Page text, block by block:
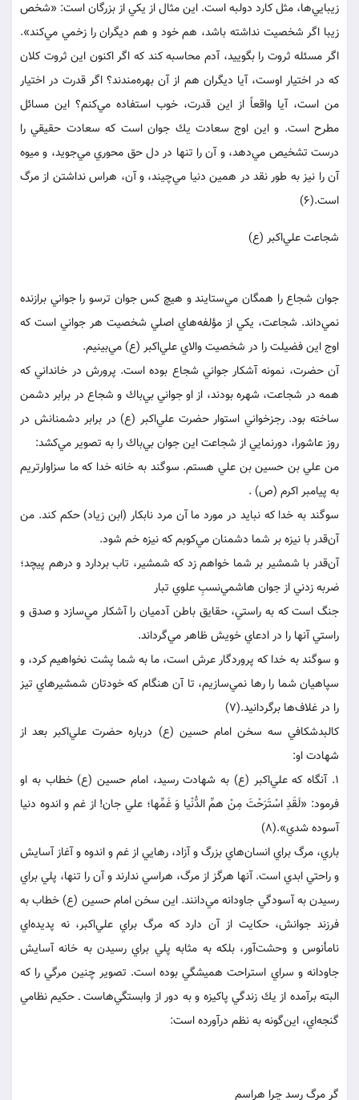
زيبايي‌ها، مثل كارد دولبه است. اين مثال از يكي از بزرگان است: «شخص
زيبا اگر شخصيت نداشته باشد، هم خود و هم ديگران را زخمي مي‌كند».
اگر مسئله ثروت را بگوييد، آدم محاسبه كند كه اگر اكنون اين ثروت كلان
كه در اختيار اوست، آيا ديگران هم از آن بهره‌مندند؟ اگر قدرت در اختيار
من است، آيا واقعاً از اين قدرت، خوب استفاده مي‌كنم؟ اين مسائل
مطرح است. و اين اوج سعادت يك جوان است كه سعادت حقيقي را
درست تشخيص مي‌دهد، و آن را تنها در دل حق محوري مي‌جويد، و ميوه
آن را نيز به طور نقد در همين دنيا مي‌چيند، و آن، هراس نداشتن از مرگ
است.(6)
شجاعت علي‌اكبر (ع)
جوان شجاع را همگان مي‌ستايند و هيچ كس جوان ترسو را جواني برازنده
نمي‌داند. شجاعت، يكي از مؤلفه‌هاي اصلي شخصيت هر جواني است كه
اوج اين فضيلت را در شخصيت والاي علي‌اكبر (ع) مي‌بينيم.
آن حضرت، نمونه آشكار جواني شجاع بوده است. پرورش در خانداني كه
همه در شجاعت، شهره بودند، از او جواني بي‌باك و شجاع در برابر دشمن
ساخته بود. رجزخواني استوار حضرت علي‌اكبر (ع) در برابر دشمنانش در
روز عاشورا، دورنمايي از شجاعت اين جوان بي‌باك را به تصوير مي‌كشد:
من علي بن حسين بن علي هستم. سوگند به خانه خدا كه ما سزاوارتريم
به پيامبر اكرم (ص) .
سوگند به خدا كه نبايد در مورد ما آن مرد نابكار (ابن زياد) حكم كند. من
آن‌قدر با نيزه بر شما دشمنان مي‌كوبم كه نيزه خم شود.
آن‌قدر با شمشير بر شما خواهم زد كه شمشير، تاب بردارد و درهم پيچد؛
ضربه زدني از جوان هاشمي‌نسبِ علوي تبار
جنگ است كه به راستي، حقايق باطن آدميان را آشكار مي‌سازد و صدق و
راستي آنها را در ادعاي خويش ظاهر مي‌گرداند.
و سوگند به خدا كه پروردگار عرش است، ما به شما پشت نخواهيم كرد، و
سپاهيان شما را رها نمي‌سازيم، تا آن هنگام كه خودتان شمشيرهاي تيز
را در غلاف‌ها برگردانيد.(7)
كالبدشكافي سه سخن امام حسين (ع) درباره حضرت علي‌اكبر بعد از
شهادت او:
1. آنگاه كه علي‌اكبر (ع) به شهادت رسيد، امام حسين (ع) خطاب به او
فرمود: «لَقَدِ اسْتَرَحْتَ مِنْ همِّ الدُّنْيا وَ غَمِّها؛ علي جان! از غم و اندوه دنيا
آسوده شدي».(8)
باري، مرگ براي انسان‌هاي بزرگ و آزاد، رهايي از غم و اندوه و آغاز آسايش
و راحتي ابدي است. آنها هرگز از مرگ، هراسي ندارند و آن را تنها، پلي براي
رسيدن به آسودگي جاودانه مي‌دانند. اين سخن امام حسين (ع) خطاب به
فرزند جوانش، حكايت از آن دارد كه مرگ براي علي‌اكبر، نه پديده‌اي
نامأنوس و وحشت‌آور، بلكه به مثابه پلي براي رسيدن به خانه آسايش
جاودانه و سراي استراحت هميشگي بوده است. تصوير چنين مرگي را كه
البته برآمده از يك زندگي پاكيزه و به دور از وابستگي‌هاست ـ حكيم نظامي
گنجه‌اي، اين‌گونه به نظم درآورده است:
گر مرگ رسد چرا هراسم